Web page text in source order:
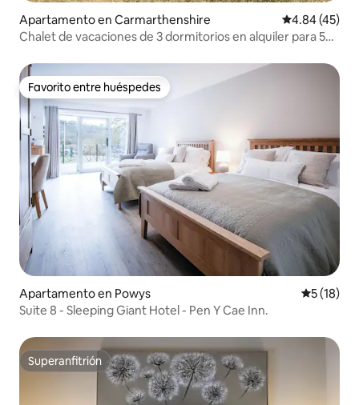
Apartamento en Carmarthenshire Calificación
4.84 (45)
Chalet de vacaciones de 3 dormitorios en alquiler para 5
Favorito entre huéspedes
Favorito entre huéspedes
Apartamento en Powys
5 (18)
Suite 8 - Sleeping Giant Hotel - Pen Y Cae Inn.
Superanfitrión
Superanfitrión